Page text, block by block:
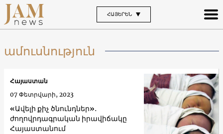
ՀԱՅԵՐԵՆ
ամուսնություն
«Ավելի քիչ ծնունդներ»․
ժողովրդագրական իրավիճակը
Հայաստանում
Հայաստան
07 Փետրվարի, 2023